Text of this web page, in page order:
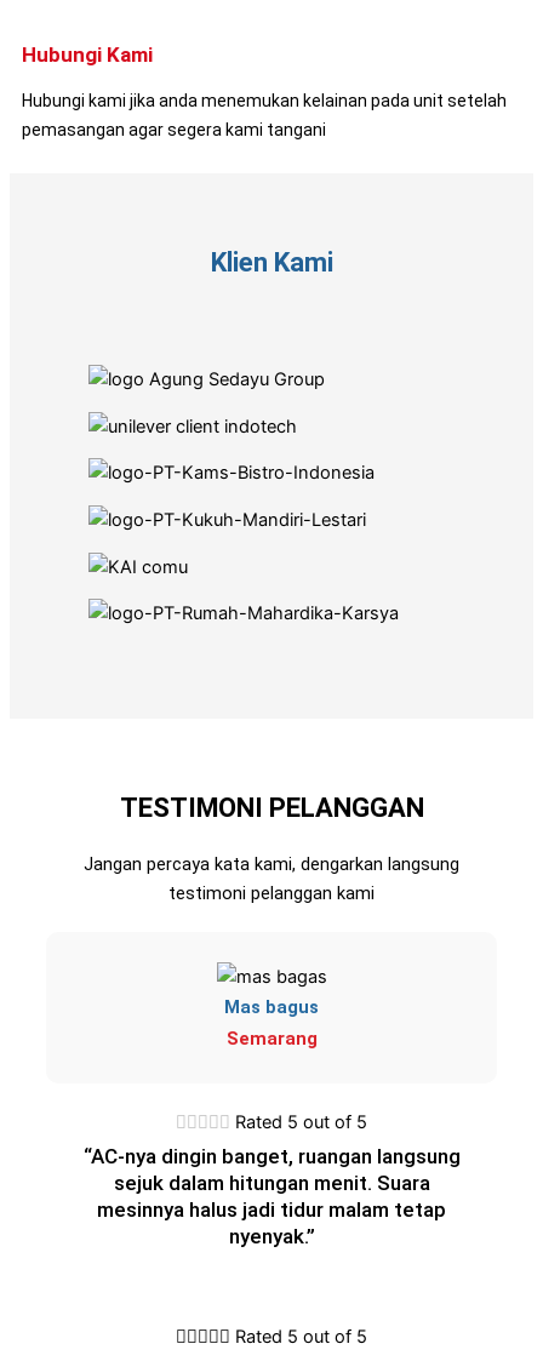
Hubungi Kami
Hubungi kami jika anda menemukan kelainan pada unit setelah
pemasangan agar segera kami tangani
Klien Kami
TESTIMONI PELANGGAN
Jangan percaya kata kami, dengarkan langsung
testimoni pelanggan kami
Mas bagus
Semarang
 Rated 5 out of 5
“AC-nya dingin banget, ruangan langsung
sejuk dalam hitungan menit. Suara
mesinnya halus jadi tidur malam tetap
nyenyak.”
 Rated 5 out of 5